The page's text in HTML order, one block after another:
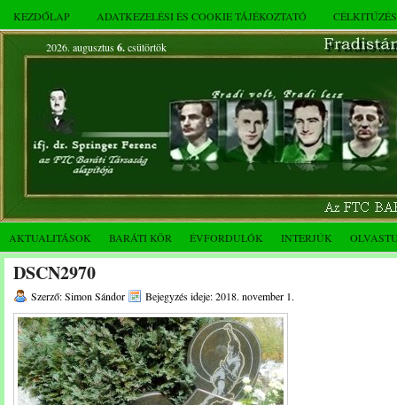
KEZDŐLAP ADATKEZELÉSI ÉS COOKIE TÁJÉKOZTATÓ
2026. augusztus 6.csütörtök
AKTUALITÁSOK BARÁTI KÖR ÉVFORDULÓK INTERJÚK
DSCN2970
Szerző: Simon Sándor Bejegyzés ideje: 2018. november 1.